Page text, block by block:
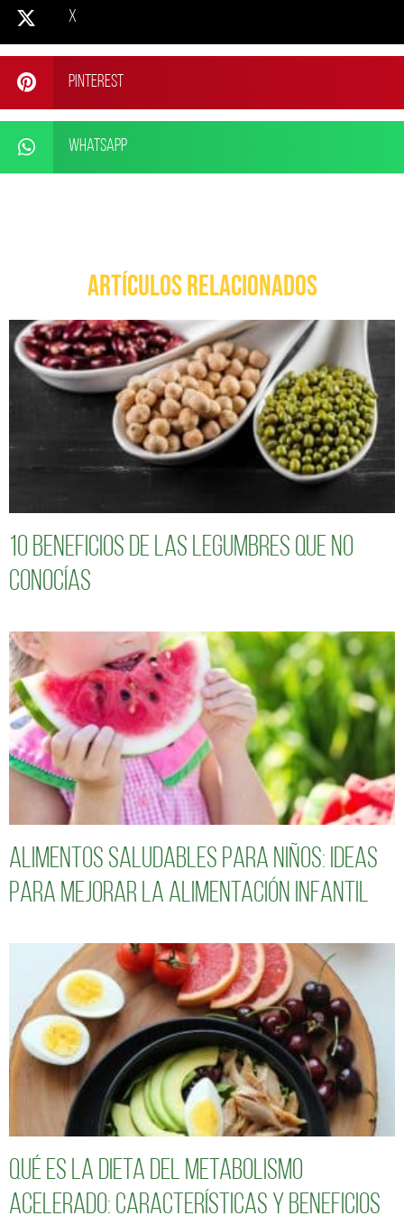
X
Pinterest
WhatsApp
ARTÍCULOS RELACIONADOS
10 Beneficios de las legumbres que no
conocías
Alimentos saludables para niños: Ideas
para mejorar la alimentación infantil
Qué es la dieta del metabolismo
acelerado: características y beneficios